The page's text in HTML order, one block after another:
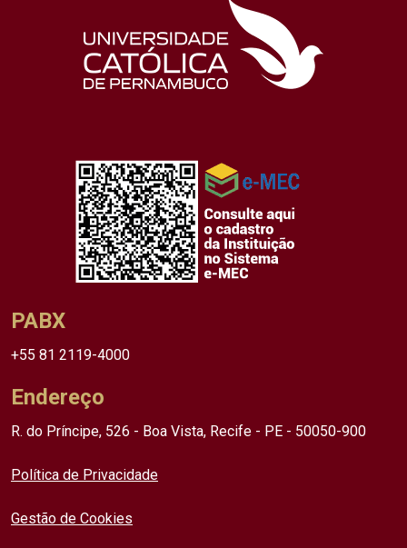
PABX
+55 81 2119-4000
Endereço
R. do Príncipe, 526 - Boa Vista, Recife - PE - 50050-900
Política de Privacidade
Gestão de Cookies